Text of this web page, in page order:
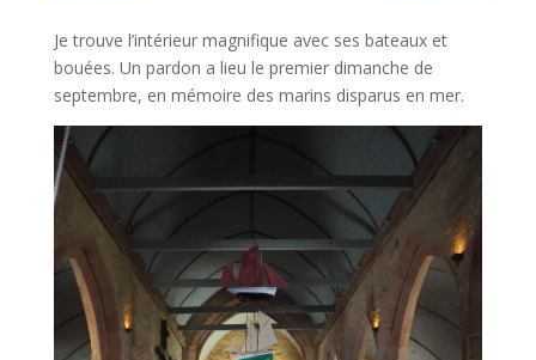
Je trouve l’intérieur magnifique avec ses bateaux et
bouées. Un pardon a lieu le premier dimanche de
septembre, en mémoire des marins disparus en mer.